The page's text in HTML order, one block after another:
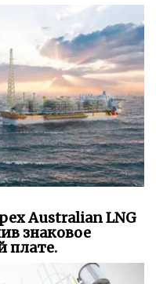
Australian LNG
знаковое
плате.